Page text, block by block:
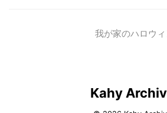
我が家のハロウ
Kahy